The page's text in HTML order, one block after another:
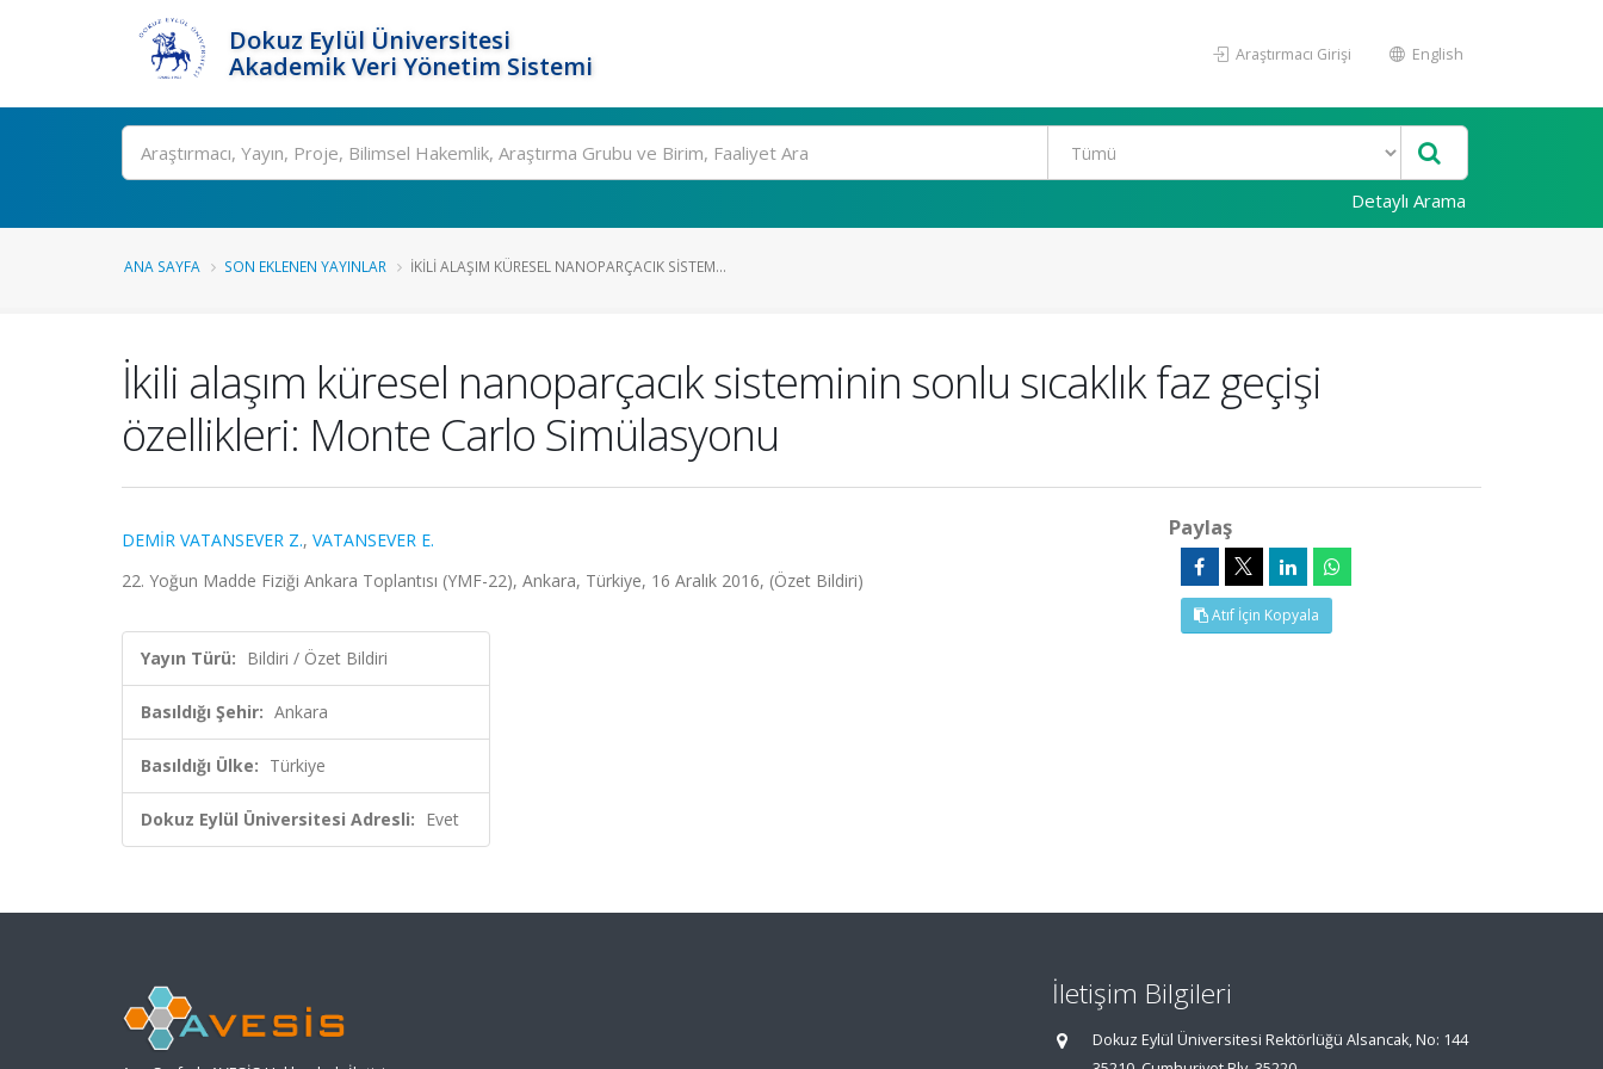
Dokuz Eylül Üniversitesi
Akademik Veri Yönetim Sistemi
Araştırmacı Girişi English
Ara
Detaylı Arama
ANA SAYFA SON EKLENEN YAYINLAR İKILI ALAŞIM KÜRESEL NANOPARÇACIK SISTEM...
İkili alaşım küresel nanoparçacık sisteminin sonlu sıcaklık faz geçişi
özellikleri: Monte Carlo Simülasyonu
DEMİR VATANSEVER Z., VATANSEVER E.
22. Yoğun Madde Fiziği Ankara Toplantısı (YMF-22), Ankara, Türkiye, 16 Aralık 2016, (Özet Bildiri)
Yayın Türü: Bildiri / Özet Bildiri
Basıldığı Şehir: Ankara
Basıldığı Ülke: Türkiye
Dokuz Eylül Üniversitesi Adresli: Evet
Paylaş
Atıf İçin Kopyala
İletişim Bilgileri
Dokuz Eylül Üniversitesi Rektörlüğü Alsancak, No: 144